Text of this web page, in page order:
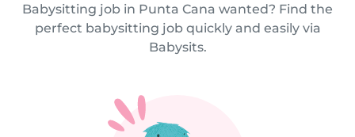
Babysitting job in Punta Cana wanted? Find the
perfect babysitting job quickly and easily via
Babysits.